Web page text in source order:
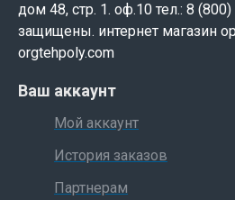
дом 48, стр. 1. оф.10 тел.: 8
защищены. интернет магазин
orgtehpoly.com
Ваш аккаунт
Мой аккаунт
История заказов
Партнерам